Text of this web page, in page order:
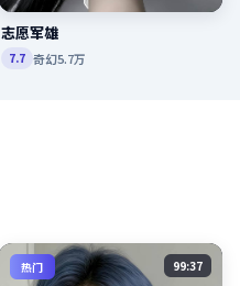
志愿军雄
7.7 奇幻5.7万
热门 99:37